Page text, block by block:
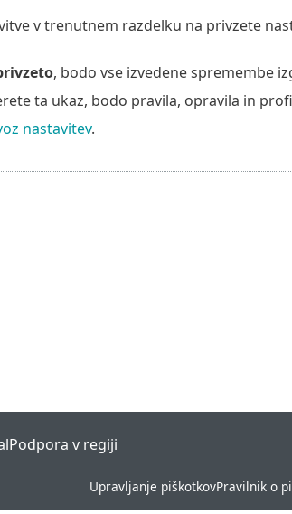
v trenutnem razdelku na privzete
, bodo vse izvedene spremembe
ta ukaz, bodo pravila, opravila in
nastavitev.
Podpora v regiji
Upravljanje piškotkovPravilnik o